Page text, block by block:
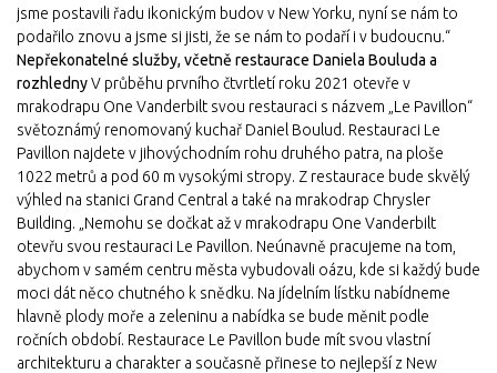
jsme postavili řadu ikonickým budov v New Yorku, nyní se nám to
podařilo znovu a jsme si jisti, že se nám to podaří i v budoucnu.“
Nepřekonatelné služby, včetně restaurace Daniela Bouluda a
rozhlednyV průběhu prvního čtvrtletí roku 2021 otevře v
mrakodrapu One Vanderbilt svou restauraci s názvem „Le Pavillon“
světoznámý renomovaný kuchař Daniel Boulud. Restauraci Le
Pavillon najdete v jihovýchodním rohu druhého patra, na ploše
1022 metrů a pod 60 m vysokými stropy. Z restaurace bude skvělý
výhled na stanici Grand Central a také na mrakodrap Chrysler
Building. „Nemohu se dočkat až v mrakodrapu One Vanderbilt
otevřu svou restauraci Le Pavillon. Neúnavně pracujeme na tom,
abychom v samém centru města vybudovali oázu, kde si každý bude
moci dát něco chutného k snědku. Na jídelním lístku nabídneme
hlavně plody moře a zeleninu a nabídka se bude měnit podle
ročních období. Restaurace Le Pavillon bude mít svou vlastní
architekturu a charakter a současně přinese to nejlepší z New